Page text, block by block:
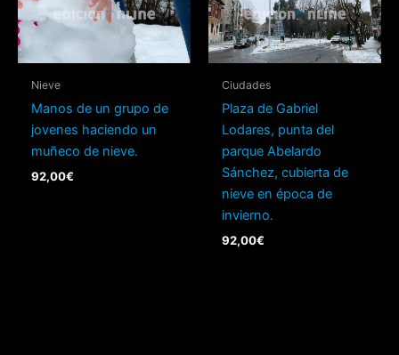
Nieve
Manos de un grupo de
jovenes haciendo un
muñeco de nieve.
92,00€
Ciudades
Plaza de Gabriel
Lodares, punta del
parque Abelardo
Sánchez, cubierta de
nieve en época de
invierno.
92,00€